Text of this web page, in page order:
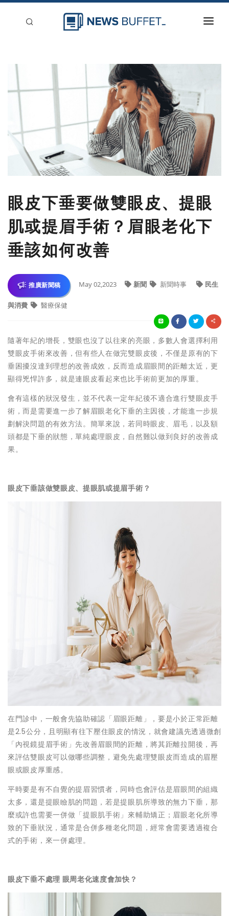
新聞稿分類
登入
眼皮下垂要做雙眼皮、提眼
肌或提眉手術？眉眼老化下
垂該如何改善
推廣新聞稿 May 02,2023 新聞 新聞時事 民生
與消費 醫療保健
隨著年紀的增長，雙眼也沒了以往來的亮眼，多數人會選擇利用
雙眼皮手術來改善，但有些人在做完雙眼皮後，不僅是原有的下
垂困擾沒達到理想的改善成效，反而造成眉眼間的距離太近，更
顯得兇悍許多，就是連眼皮看起來也比手術前更加的厚重。
會有這樣的狀況發生，並不代表一定年紀後不適合進行雙眼皮手
術，而是需要進一步了解眉眼老化下垂的主因後，才能進一步規
劃解決問題的有效方法。簡單來說，若同時眼皮、眉毛，以及額
頭都是下垂的狀態，單純處理眼皮，自然難以做到良好的改善成
果。
眼皮下垂該做雙眼皮、提眼肌或提眉手術？
在門診中，一般會先協助確認「眉眼距離」，要是小於正常距離
是2.5公分，且明顯有往下壓住眼皮的情況，就會建議先透過微創
「內視鏡提眉手術」先改善眉眼間的距離，將其距離拉開後，再
來評估雙眼皮可以做哪些調整，避免先處理雙眼皮而造成的眉壓
眼或眼皮厚重感。
平時要是有不自覺的提眉習慣者，同時也會評估是眉眼間的組織
太多，還是提眼瞼肌的問題，若是提眼肌所導致的無力下垂，那
麼或許也需要一併做「提眼肌手術」來輔助矯正；眉眼老化所導
致的下垂狀況，通常是合併多種老化問題，經常會需要透過複合
式的手術，來一併處理。
眼皮下垂不處理 眼周老化速度會加快？